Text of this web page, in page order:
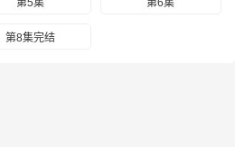
第5集 第6集
第8集完结